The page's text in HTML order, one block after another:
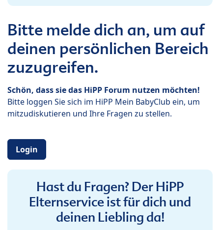
Bitte melde dich an, um auf
deinen persönlichen Bereich
zuzugreifen.
Schön, dass sie das HiPP Forum nutzen möchten!
Bitte loggen Sie sich im HiPP Mein BabyClub ein, um
mitzudiskutieren und Ihre Fragen zu stellen.
Login
Hast du Fragen? Der HiPP
Elternservice ist für dich und
deinen Liebling da!